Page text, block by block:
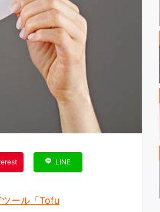
LINE
ツール「Tofu